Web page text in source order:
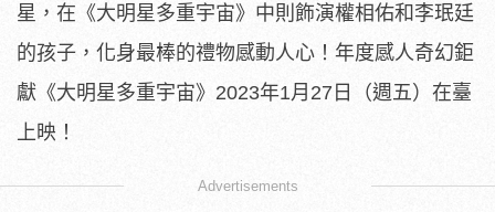
星，在《大明星多重宇宙》 中則飾演權相佑和李珉廷
的孩子，化身最棒的禮物感動人心！ 年度感人奇幻鉅
獻《大明星多重宇宙》2023年1月27日（週五）在臺
上映！
Advertisements